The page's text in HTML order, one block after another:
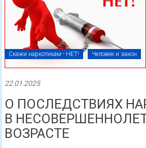
Скажи наркотикам - НЕТ! Человек и закон
22.01.2025
О ПОСЛЕДСТВИЯХ
В
ВОЗРАСТЕ